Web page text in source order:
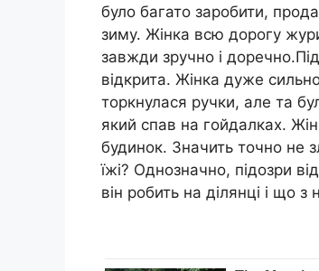
було багато заробити,
зиму. Жінка всю дорогу
завжди зручно і
відкрита. Жінка дуже
торкнулася ручки, але та
який спав на гойдалках.
будинок. Значить точно не
їжі? Однозначно, підозри
він робить на ділянці і що з